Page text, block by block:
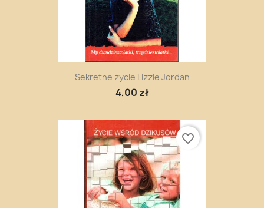
Sekretne życie Lizzie Jordan
4,00 zł
favorite_border